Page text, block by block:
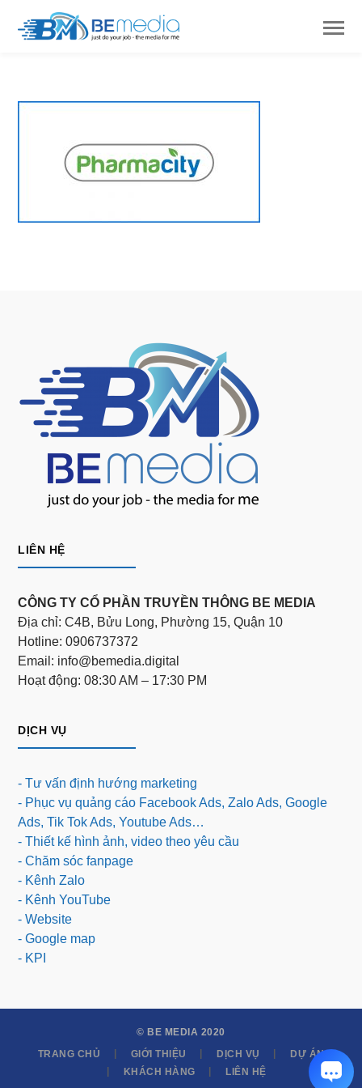
LIÊN HỆ
CÔNG TY CỔ PHẦN TRUYỀN THÔNG BE MEDIA
Địa chỉ: C4B, Bửu Long, Phường 15, Quận 10
Hotline: 0906737372
Email: info@bemedia.digital
Hoạt động: 08:30 AM – 17:30 PM
DỊCH VỤ
- Tư vấn định hướng marketing
- Phục vụ quảng cáo Facebook Ads, Zalo Ads, Google
Ads, Tik Tok Ads, Youtube Ads…
- Thiết kế hình ảnh, video theo yêu cầu
- Chăm sóc fanpage
- Kênh Zalo
- Kênh YouTube
- Website
- Google map
- KPI
© BE MEDIA 2020
TRANG CHỦ
GIỚI THIỆU DỊCH VỤ
DỰ ÁN
KHÁCH HÀNG
LIÊN HỆ